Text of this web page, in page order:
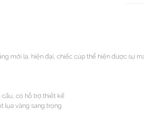
mới lạ, hiện đại, chiếc cúp thể hiện được sự
có hỗ trợ thiết kế
lụa vàng sang trọng